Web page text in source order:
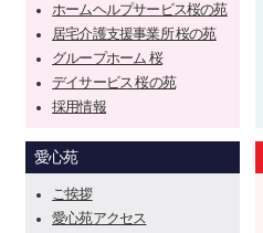
ホームヘルプサービス桜の苑
居宅介護支援事業所 桜の苑
グループホーム 桜
デイサービス 桜の苑
採用情報
愛心苑
ご挨拶
愛心苑アクセス